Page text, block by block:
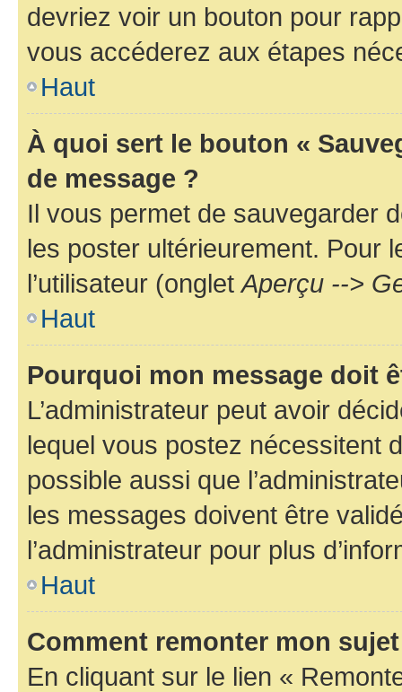
devriez voir un bouton pour
vous accéderez aux étapes
Haut
À quoi sert le bouton «
de message ?
Il vous permet de sauvegarder
les poster ultérieurement. Pour
l’utilisateur (onglet Aperçu -->
Haut
Pourquoi mon message doit
L’administrateur peut avoir
lequel vous postez nécessitent
possible aussi que
les messages doivent être
l’administrateur pour plus
Haut
Comment remonter mon
En cliquant sur le lien «